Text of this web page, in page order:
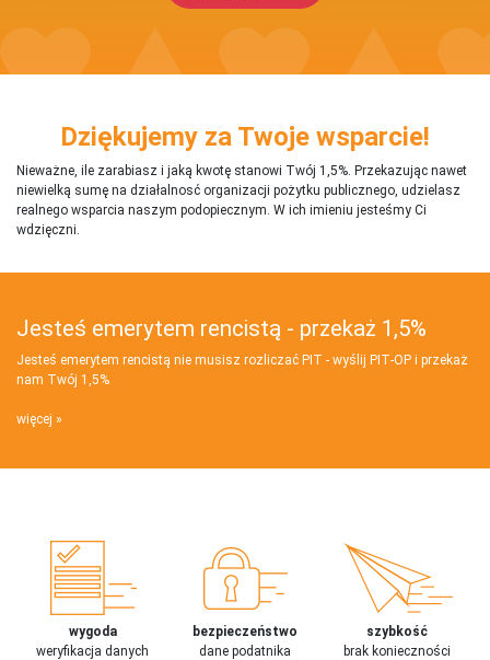
Dziękujemy za Twoje wsparcie!
Nieważne, ile zarabiasz i jaką kwotę stanowi Twój 1,5%. Przekazując nawet
niewielką sumę na działalnosć organizacji pożytku publicznego, udzielasz
realnego wsparcia naszym podopiecznym. W ich imieniu jesteśmy Ci
wdzięczni.
Jesteś emerytem rencistą - przekaż 1,5%
Jesteś emerytem rencistą nie musisz rozliczać PIT - wyślij PIT‑OP i przekaż
nam Twój 1,5%
więcej
wygoda
weryfikacja danych
bezpieczeństwo
dane podatnika
szybkość
brak konieczności